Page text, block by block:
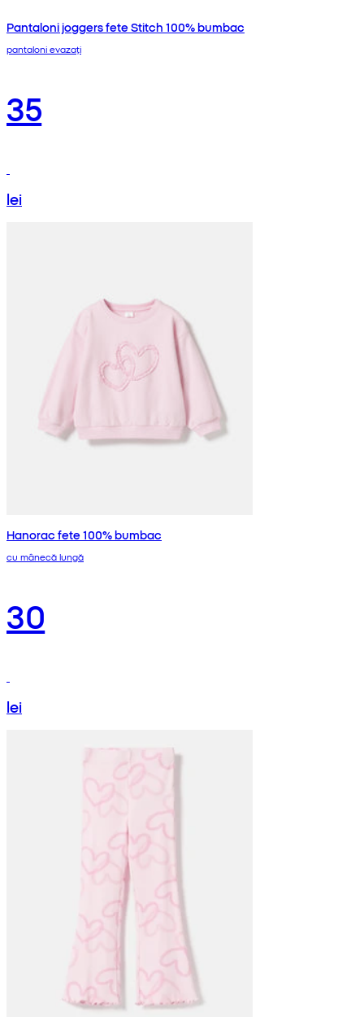
Pantaloni joggers fete Stitch 100% bumbac
pantaloni evazați
35
lei
Hanorac fete 100% bumbac
cu mânecă lungă
30
lei